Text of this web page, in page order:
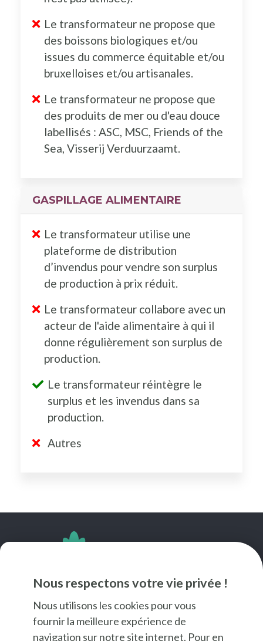
Nous respectons votre vie privée !
Nous utilisons les cookies pour vous
fournir la meilleure expérience de
navigation sur notre site internet. Pour en
Le transformateur ne propose que
des boissons biologiques et/ou
issues du commerce équitable et/ou
bruxelloises et/ou artisanales.
Le transformateur ne propose que
des produits de mer ou d'eau douce
labellisés : ASC, MSC, Friends of the
Sea, Visserij Verduurzaamt.
GASPILLAGE ALIMENTAIRE
Le transformateur utilise une
plateforme de distribution
d’invendus pour vendre son surplus
de production à prix réduit.
Le transformateur collabore avec un
acteur de l'aide alimentaire à qui il
donne régulièrement son surplus de
production.
Le transformateur réintègre le
surplus et les invendus dans sa
production.
Autres